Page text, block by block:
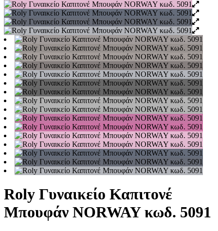
Roly Γυναικείο Καπιτονέ
Μπουφάν NORWAY κωδ. 5091